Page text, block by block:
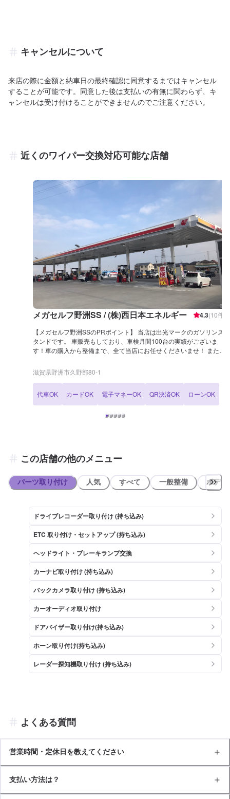
キャンセルについて
来店の際に金額と納車日の最終確認に同意するまではキャンセル
することが可能です。同意した後は支払いの有無に関わらず、キ
ャンセルは受け付けることができませんのでご注意ください。
近くのワイパー交換対応可能な店舗
メガセルフ野洲SS / (株)西日本エネルギー 4.3(10件)
【メガセルフ野洲SSのPRポイント】 当店は出光マークのガソリンス
タンドです。 車販売もしており、車検月間100台の実績がございま
す！車の購入から整備まで、全て当店にお任せくださいませ！ また、
しっかり整備が可能です。 【営業時間】 [メンテナンス受付時間] 全
日：9：00〜18：30 [給油営業時間] 全日：24h営業 【サービスルーム
います。お気軽にご利用ください！ 【資格保持者が在籍】 当店には2
級整備士が2名、在籍しております。資格を持った整備士が作業いた
しますので、ご安心くださいませ。 【アクセス】 当店は大津能登川
滋賀県野洲市久野部80-1
代車OK カードOK 電子マネーOK QR決済OK ローンOK
この店舗の他のメニュー
パーツ取り付け 人気 すべて 一般整備 ボディ
ドライブレコーダー取り付け (持ち込み)
ETC 取り付け・セットアップ (持ち込み)
ヘッドライト・ブレーキランプ交換
カーナビ取り付け (持ち込み)
バックカメラ取り付け (持ち込み)
カーオーディオ取り付け
ドアバイザー取り付け(持ち込み)
ホーン取り付け(持ち込み)
レーダー探知機取り付け (持ち込み)
よくある質問
営業時間・定休日を教えてください
支払い方法は？